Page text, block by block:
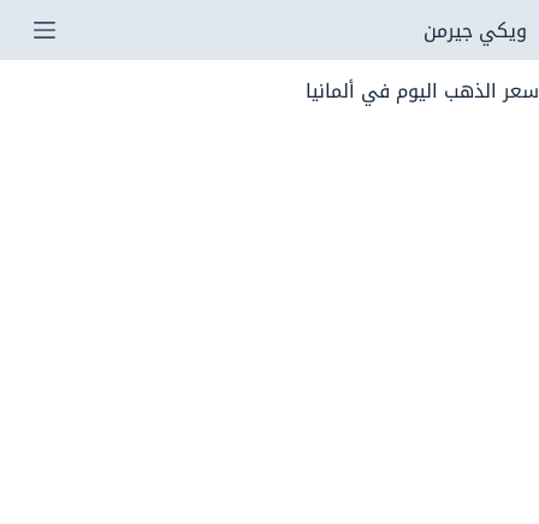
التجاوز
إلى
المحتوى
ويكي جيرمن
سعر الذهب اليوم في ألمانيا